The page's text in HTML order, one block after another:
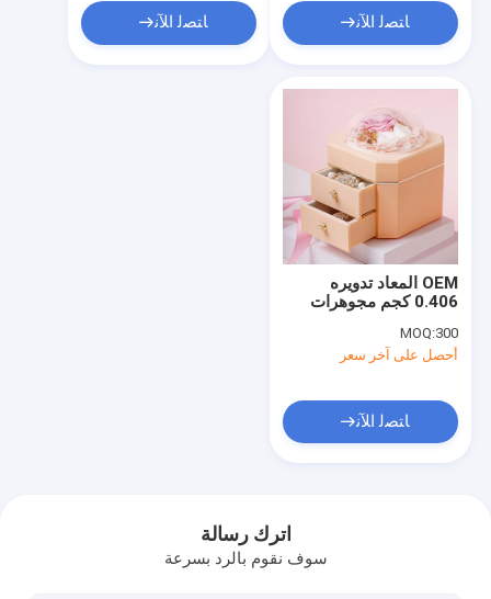
ﺎﺘﺼﻟ ﺍﻶﻧ ﺎﺘﺼﻟ ﺍﻶﻧ
OEM المعاد تدويره
0.406 كجم مجوهرات
115 × 115 × 110 ممMOQ:300
أحصل على آخر سعر
ﺎﺘﺼﻟ ﺍﻶﻧ
اترك رسالة
سوف نقوم بالرد بسرعة